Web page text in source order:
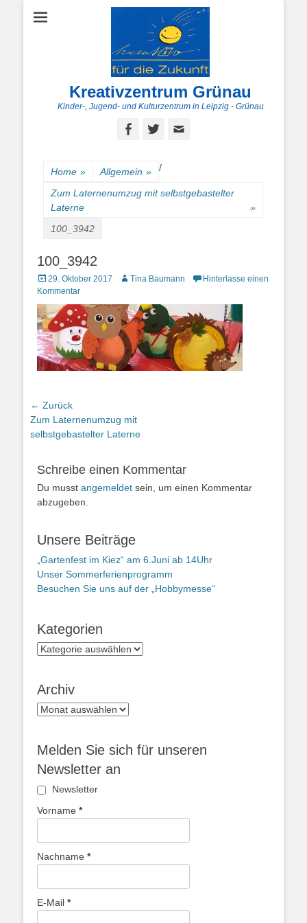
Kreativzentrum Grünau
Kinder-, Jugend- und Kulturzentrum in Leipzig - Grünau
Facebook
Twitter
Home » Allgemein » /
Zum Laternenumzug mit selbstgebastelter
Laterne
»
100_3942
100_3942
Posted
on
29. Oktober 2017 AutorTina Baumann
Hinterlasse einen
Kommentar
Beitragsnavigation
← Zurück
Vorheriger
Beitrag:
Zum Laternenumzug mit
selbstgebastelter Laterne
Schreibe einen Kommentar
Du musst angemeldet sein, um einen Kommentar
abzugeben.
Unsere Beiträge
„Gartenfest im Kiez“ am 6.Juni ab 14Uhr
Unser Sommerferienprogramm
Besuchen Sie uns auf der „Hobbymesse“
Kategorien
Kategorien
Archiv
Archiv
Melden Sie sich für unseren
Newsletter an
Newsletter
Vorname *
Nachname *
E-Mail *